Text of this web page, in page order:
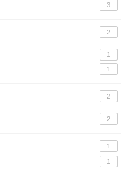
3
2
1
1
2
2
1
1